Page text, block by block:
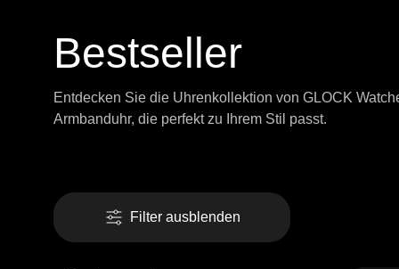
Bestseller
Entdecken Sie die Uhrenkollektion von GLOCK
Armbanduhr, die perfekt zu Ihrem Stil passt.
Filter ausblenden